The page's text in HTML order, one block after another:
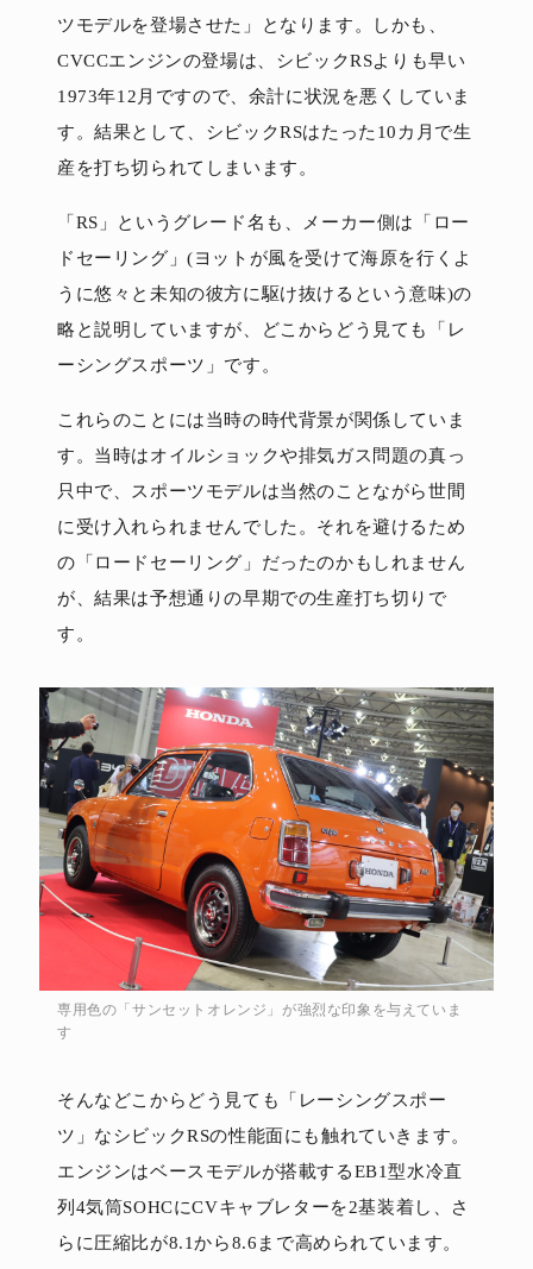
ツモデルを登場させた」となります。しかも、
CVCCエンジンの登場は、シビックRSよりも早い
1973年12月ですので、余計に状況を悪くしていま
す。結果として、シビックRSはたった10カ月で生
産を打ち切られてしまいます。
「RS」というグレード名も、メーカー側は「ロー
ドセーリング」(ヨットが風を受けて海原を行くよ
うに悠々と未知の彼方に駆け抜けるという意味)の
略と説明していますが、どこからどう見ても「レ
ーシングスポーツ」です。
これらのことには当時の時代背景が関係していま
す。当時はオイルショックや排気ガス問題の真っ
只中で、スポーツモデルは当然のことながら世間
に受け入れられませんでした。それを避けるため
の「ロードセーリング」だったのかもしれません
が、結果は予想通りの早期での生産打ち切りで
す。
専用色の「サンセットオレンジ」が強烈な印象を与えていま
す
そんなどこからどう見ても「レーシングスポー
ツ」なシビックRSの性能面にも触れていきます。
エンジンはベースモデルが搭載するEB1型水冷直
列4気筒SOHCにCVキャブレターを2基装着し、さ
らに圧縮比が8.1から8.6まで高められています。